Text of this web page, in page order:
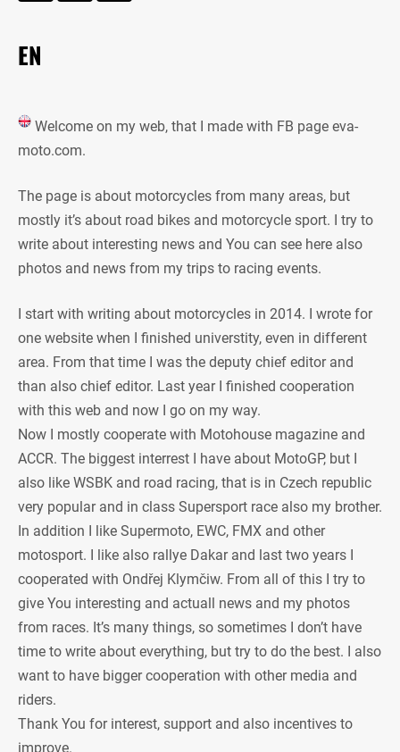
EN
Welcome on my web, that I made with FB page eva-
moto.com.
The page is about motorcycles from many areas, but
mostly it’s about road bikes and motorcycle sport. I try to
write about interesting news and You can see here also
photos and news from my trips to racing events.
I start with writing about motorcycles in 2014. I wrote for
one website when I finished universtity, even in different
area. From that time I was the deputy chief editor and
than also chief editor. Last year I finished cooperation
with this web and now I go on my way.
Now I mostly cooperate with Motohouse magazine and
ACCR. The biggest interrest I have about MotoGP, but I
also like WSBK and road racing, that is in Czech republic
very popular and in class Supersport race also my brother.
In addition I like Supermoto, EWC, FMX and other
motosport. I like also rallye Dakar and last two years I
cooperated with Ondřej Klymčiw. From all of this I try to
give You interesting and actuall news and my photos
from races. It’s many things, so sometimes I don’t have
time to write about everything, but try to do the best. I also
want to have bigger cooperation with other media and
riders.
Thank You for interest, support and also incentives to
improve.